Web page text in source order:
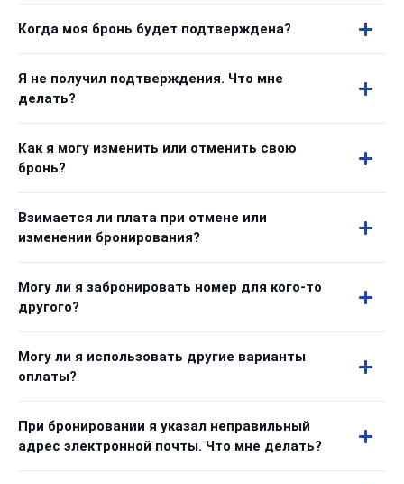
Когда моя бронь будет подтверждена?
Я не получил подтверждения. Что мне
делать?
Как я могу изменить или отменить свою
бронь?
Взимается ли плата при отмене или
изменении бронирования?
Могу ли я забронировать номер для кого-то
другого?
Могу ли я использовать другие варианты
оплаты?
При бронировании я указал неправильный
адрес электронной почты. Что мне делать?